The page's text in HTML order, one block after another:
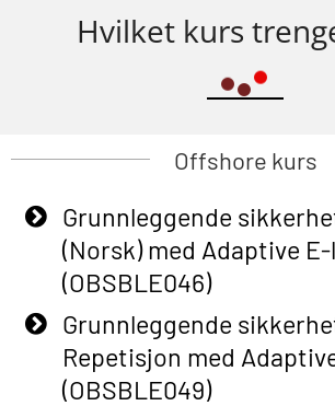
Hvilket kurs
Offshore kurs
Grunnleggende
(Norsk) med Adaptive
(OBSBLE046)
Grunnleggende
Repetisjon med
(OBSBLE049)